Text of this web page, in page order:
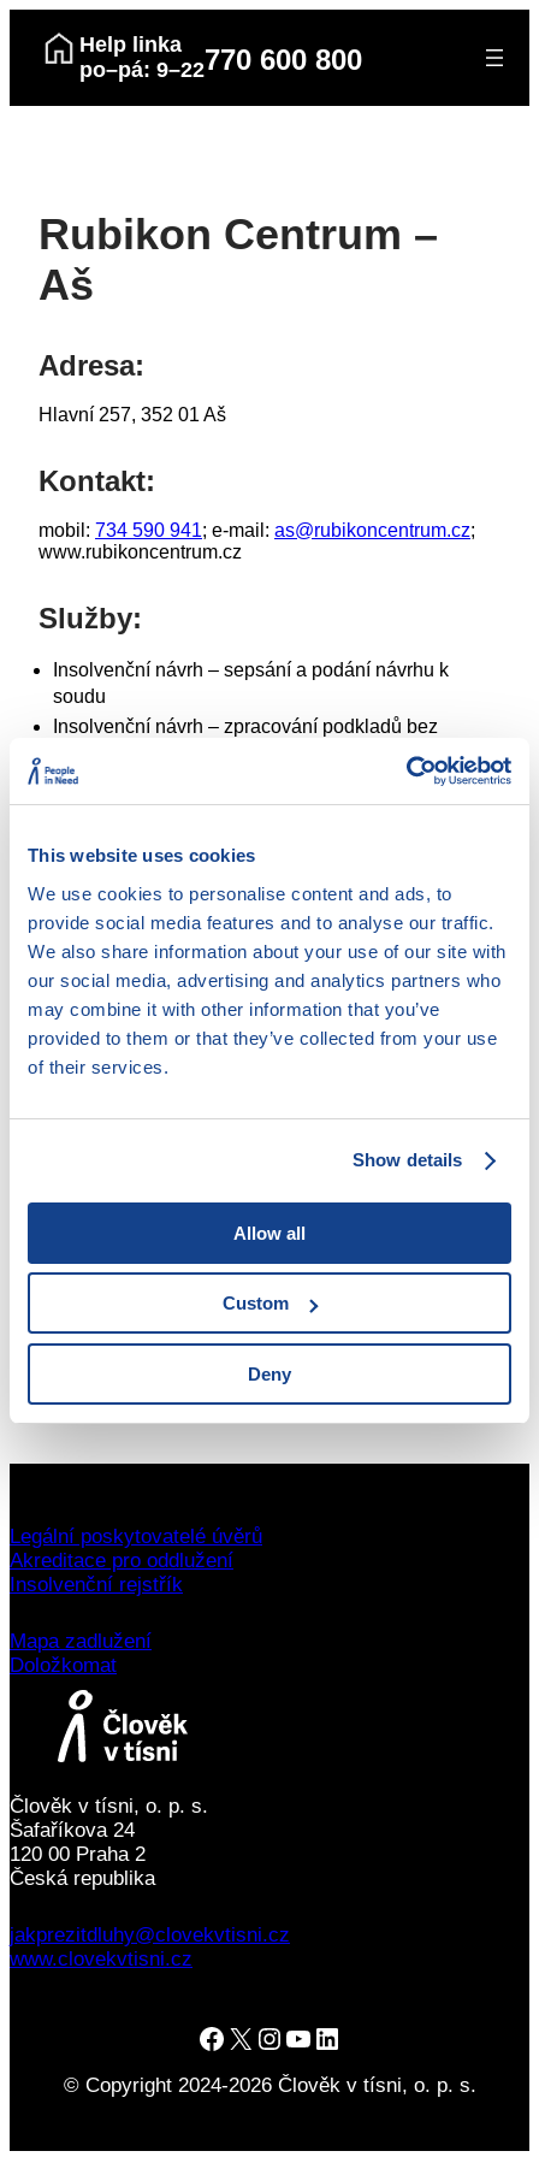
This website uses cookies
We use cookies to personalise content and ads, to
provide social media features and to analyse our traffic.
We also share information about your use of our site with
our social media, advertising and analytics partners who
may combine it with other information that you’ve
provided to them or that they’ve collected from your use
of their services.
Show details
Allow all
Custom
Deny
Help linka
po–pá: 9–22770 600 800
Rubikon Centrum –
Aš
Adresa:
Hlavní 257, 352 01 Aš
Kontakt:
mobil: 734 590 941; e-mail: as@rubikoncentrum.cz;
www.rubikoncentrum.cz
Služby:
Insolvenční návrh – sepsání a podání návrhu k
soudu
Insolvenční návrh – zpracování podkladů bez
Obrana v exekuci
Poskytování kurzů finanční gramotnosti
Psaní návrhů, vyjádření odvolání či opravných
prostředků k soudu
Řešení spotřebitelských sporů
Vymáhání dlužného výživného
Zastupování u soudu
Cílová skupina:
Lidé s drogovou, kriminální minulostí či lidé bez
Forma práce:
Mapa všech poraden
Legální poskytovatelé úvěrů
Akreditace pro oddlužení
Insolvenční rejstřík
Mapa zadlužení
Doložkomat
Člověk v tísni, o. p. s.
Šafaříkova 24
120 00 Praha 2
Česká republika
jakprezitdluhy@clovekvtisni.cz
www.clovekvtisni.cz
Člověk v tísni na Facebooku Člověk v tísni na platformě X Člověk v tísni na Instagramu Člověk v tísni na YouTube Člověk v tísni na LinkedInu
© Copyright 2024-2026 Člověk v tísni, o. p. s.